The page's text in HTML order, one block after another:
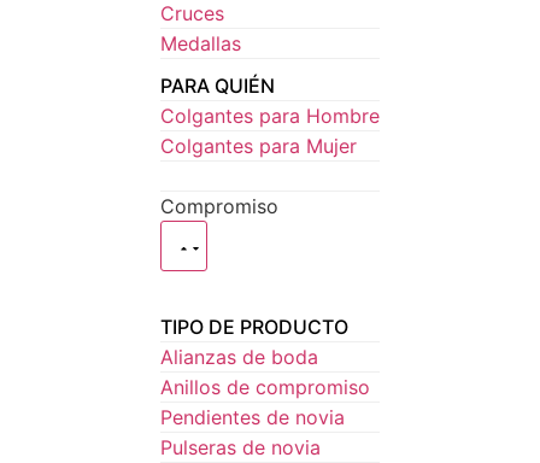
Cruces
Medallas
PARA QUIÉN
Colgantes para Hombre
Colgantes para Mujer
Compromiso
TIPO DE PRODUCTO
Alianzas de boda
Anillos de compromiso
Pendientes de novia
Pulseras de novia